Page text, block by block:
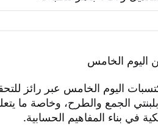
اليوم الخامس
اليوم الخامس عبر رائز
الجمع والطرح، وخاصة ما
في بناء المفاهيم الحسابية.